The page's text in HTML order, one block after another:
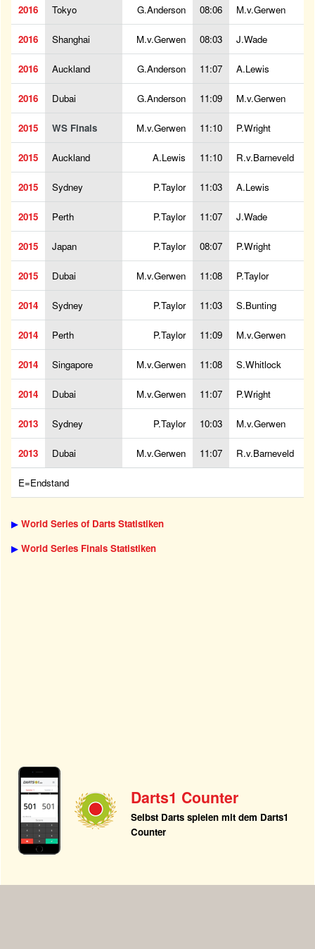
2016 Tokyo G.Anderson 08:06 M.v.Gerwen
2016 Shanghai M.v.Gerwen 08:03 J.Wade
2016 Auckland G.Anderson 11:07 A.Lewis
2016 Dubai G.Anderson 11:09 M.v.Gerwen
2015 WS Finals M.v.Gerwen 11:10 P.Wright
2015 Auckland A.Lewis 11:10 R.v.Barneveld
2015 Sydney P.Taylor 11:03 A.Lewis
2015 Perth P.Taylor 11:07 J.Wade
2015 Japan P.Taylor 08:07 P.Wright
2015 Dubai M.v.Gerwen 11:08 P.Taylor
2014 Sydney P.Taylor 11:03 S.Bunting
2014 Perth P.Taylor 11:09 M.v.Gerwen
2014 Singapore M.v.Gerwen 11:08 S.Whitlock
2014 Dubai M.v.Gerwen 11:07 P.Wright
2013 Sydney P.Taylor 10:03 M.v.Gerwen
2013 Dubai M.v.Gerwen 11:07 R.v.Barneveld
E=Endstand
▶ World Series of Darts Statistiken
▶ World Series Finals Statistiken
Darts1 Counter
Selbst Darts spielen mit dem Darts1
Counter